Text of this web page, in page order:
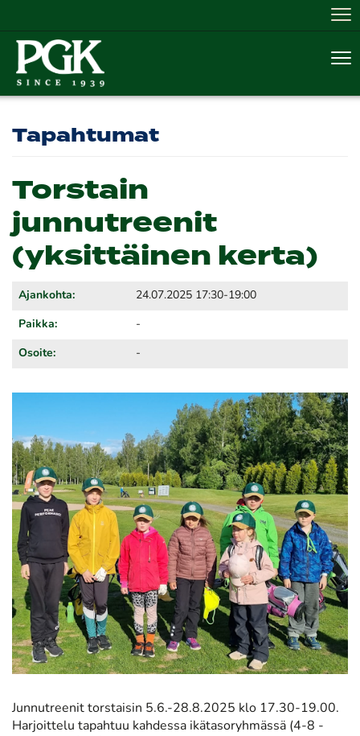
Tapahtumat
Torstain
junnutreenit
(yksittäinen kerta)
Ajankohta: 24.07.2025 17:30-19:00
Paikka: -
Osoite: -
Junnutreenit torstaisin 5.6.-28.8.2025 klo 17.30-19.00.
Harjoittelu tapahtuu kahdessa ikätasoryhmässä (4-8 -